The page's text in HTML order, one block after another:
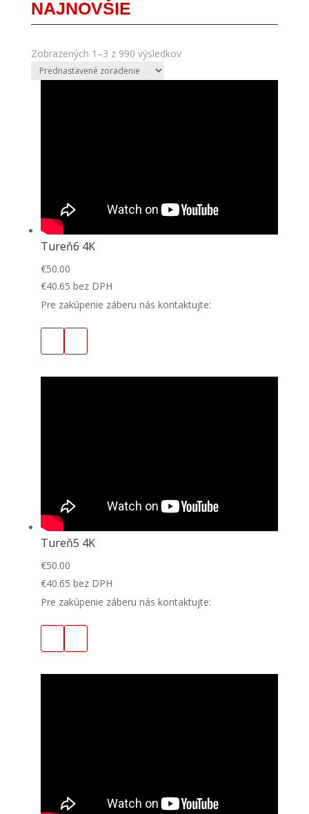
NAJNOVŠIE
Zobrazených 1–3 z 990 výsledkov
Tureň6 4K
€50.00
€40.65 bez DPH
Pre zakúpenie záberu nás kontaktujte:
Tureň5 4K
€50.00
€40.65 bez DPH
Pre zakúpenie záberu nás kontaktujte: